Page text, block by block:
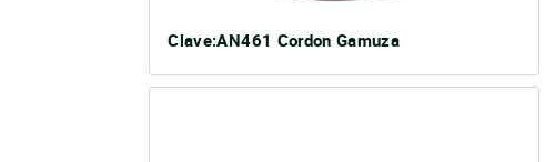
Clave:AN461 Cordon Gamuza